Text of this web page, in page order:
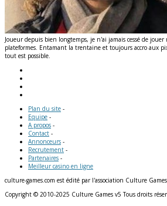
Joueur depuis bien longtemps, je n'ai jamais cessé de
plateformes. Entamant la trentaine et toujours accro aux
tout est possible.
Plan du site -
Equipe -
A propos -
Contact -
Annonceurs -
Recrutement -
Partenaires -
Meilleur casino en ligne
culture-games.com est édité par l'association Culture Games
Copyright © 2010-2025 Culture Games v5 Tous droits